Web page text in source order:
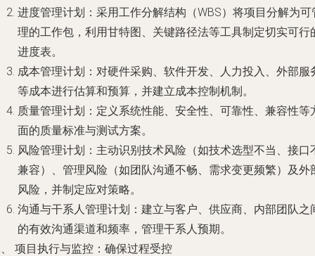
进度管理计划 ：采用工作分解结构（WBS）将项目分解为可
理的工作包，利用甘特图、关键路径法等工具制定切实可行
进度表。
成本管理计划 ：对硬件采购、软件开发、人力投入、外部服
等成本进行估算和预算，并建立成本控制机制。
质量管理计划 ：定义系统性能、安全性、可靠性、兼容性等
面的质量标准与测试方案。
风险管理计划 ：主动识别技术风险（如技术选型不当、接口
兼容）、管理风险（如团队沟通不畅、需求变更频繁）及外
风险，并制定应对策略。
沟通与干系人管理计划 ：建立与客户、供应商、内部团队之
的有效沟通渠道和频率，管理干系人预期。
项目执行与监控：确保过程受控